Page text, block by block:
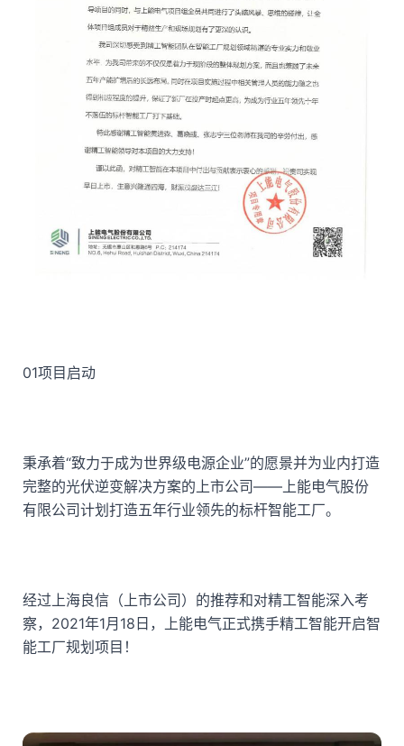
01项目启动
秉承着“致力于成为世界级电源企业”的愿景并为业内打造
完整的光伏逆变解决方案的上市公司——上能电气股份
有限公司计划打造五年行业领先的标杆智能工厂。
经过 上海良信（上市公司）的推荐和对精工智能深入考
察，2021年1月18日，
上能电气正式携手精工智能开启智
能工厂规划项目 ！